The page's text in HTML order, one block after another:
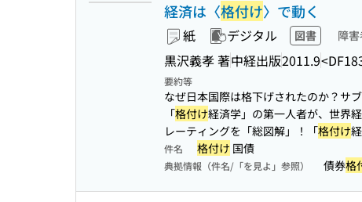
経済は〈格付け〉で動く
紙 デジタル 図書 障
黒沢義孝 著中経出版2011.9
要約等
なぜ日本国際は格下げされたのか？サ
「格付け経済学」の第一人者が、世界
レーティングを「総図解」！「格付け
件名 格付け 国債
典拠情報（件名/「を見よ」参照） 債券格